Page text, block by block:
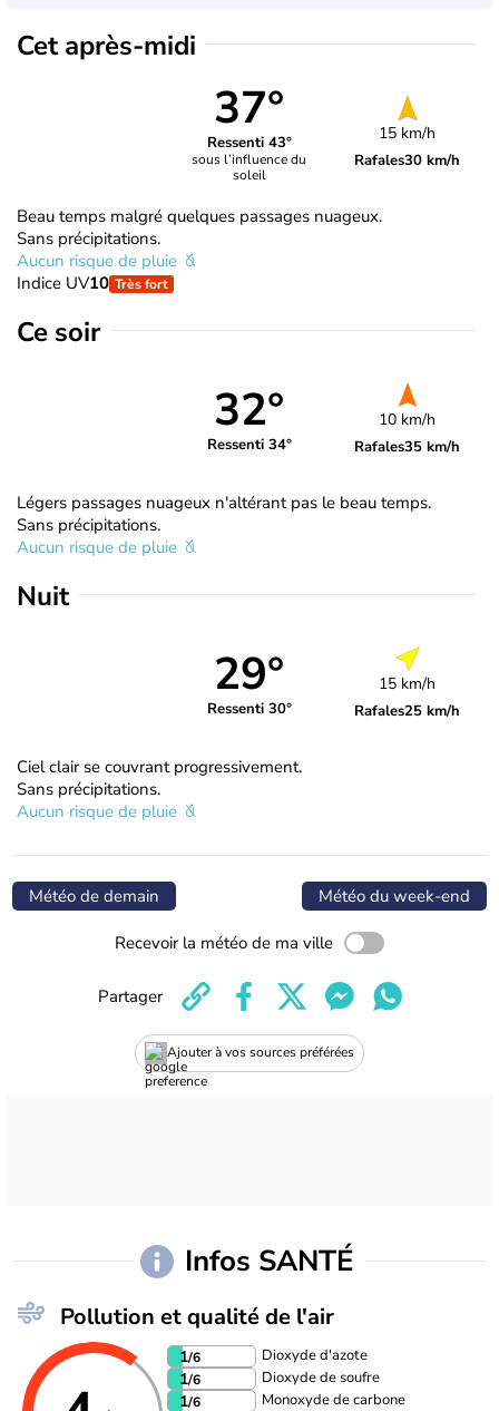
Cet après-midi
37°
Ressenti 43°
sous l’influence du
soleil
15 km/h
Rafales30 km/h
Beau temps malgré quelques passages nuageux.
Sans précipitations.
Aucun risque de pluie
Indice UV10 Très fort
Ce soir
32°
Ressenti 34°
10 km/h
Rafales35 km/h
Légers passages nuageux n'altérant pas le beau temps.
Sans précipitations.
Aucun risque de pluie
Nuit
29°
Ressenti 30°
15 km/h
Rafales25 km/h
Ciel clair se couvrant progressivement.
Sans précipitations.
Aucun risque de pluie
Météo de demain Météo du week-end
Recevoir la météo de ma ville
Ajouter à vos sources préférées
Partager
Infos SANTÉ
Pollution et qualité de l'air
1/6 Dioxyde d'azote
1/6 Dioxyde de soufre
1/6 Monoxyde de carbone